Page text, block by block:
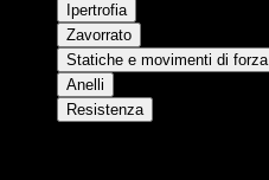
Ipertrofia
Zavorrato
Statiche e movimenti di forza
Anelli
Resistenza